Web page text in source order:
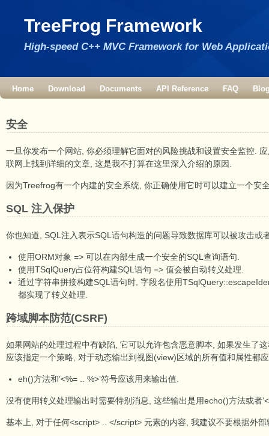
TreeFrog Framework
High-speed C++ MVC Framework for Web
Home Download Documents API Reference FAQ
安全
一旦你发布一个网站, 你必须理解它面对的风险挑战和设置安全监控.
联网上找到详细的文章, 这是我不打算在这里深入介绍的原因.
因为Treefrog有一个内建的安全系统, 你正确使用它时可以建立一个安
SQL 注入保护
你也知道, SQL注入表示SQL语句构造的问题导致数据库可以被攻击
使用ORM对象 => 可以在内部生成一个安全的SQL查询语句.
使用TSqlQuery占位符构建SQL语句 => 值会被自动转义处理.
通过字符串拼接构建SQL语句时, 字段名使用
都实现了转义处理.
跨域脚本防范(CSRF)
如果网站的处理过程中有缺陷, 它可以允许包含恶意脚本, 如果发生了
应该指定一个策略, 对于动态输出到视图(view)区域的所有值和属性都
eh()方法和’<%= .. %>’符号应该用来输出值.
没有使用转义处理输出时需要特别消息, 这些输出是用echo()方法或者
基本上, 对于任何<script> .. </script> 元素的内容, 我建议不要根据外